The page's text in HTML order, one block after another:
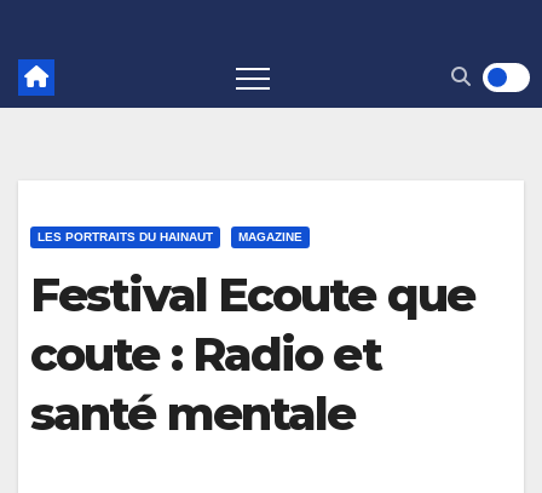
LES PORTRAITS DU HAINAUT MAGAZINE
Festival Ecoute que
coute : Radio et
santé mentale